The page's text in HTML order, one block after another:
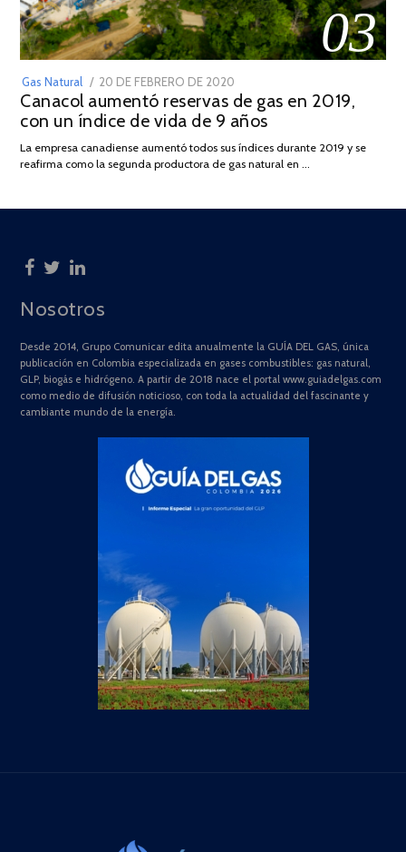
03
Gas Natural
POSTED
ON
20 DE FEBRERO DE 2020
DE
JULIO
2025
Canacol aumentó reservas de gas en 2019,
con un índice de vida de 9 años
La empresa canadiense aumentó todos sus índices durante 2019 y se
reafirma como la segunda productora de gas natural en …
Nosotros
Desde 2014, Grupo Comunicar edita anualmente la GUÍA DEL GAS, única
publicación en Colombia especializada en gases combustibles: gas natural,
GLP, biogás e hidrógeno. A partir de 2018 nace el portal www.guiadelgas.com
como medio de difusión noticioso, con toda la actualidad del fascinante y
cambiante mundo de la energía.